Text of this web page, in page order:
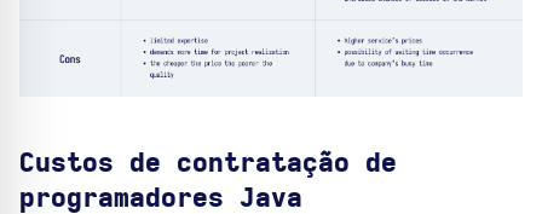
Custos de contratação de
programadores Java